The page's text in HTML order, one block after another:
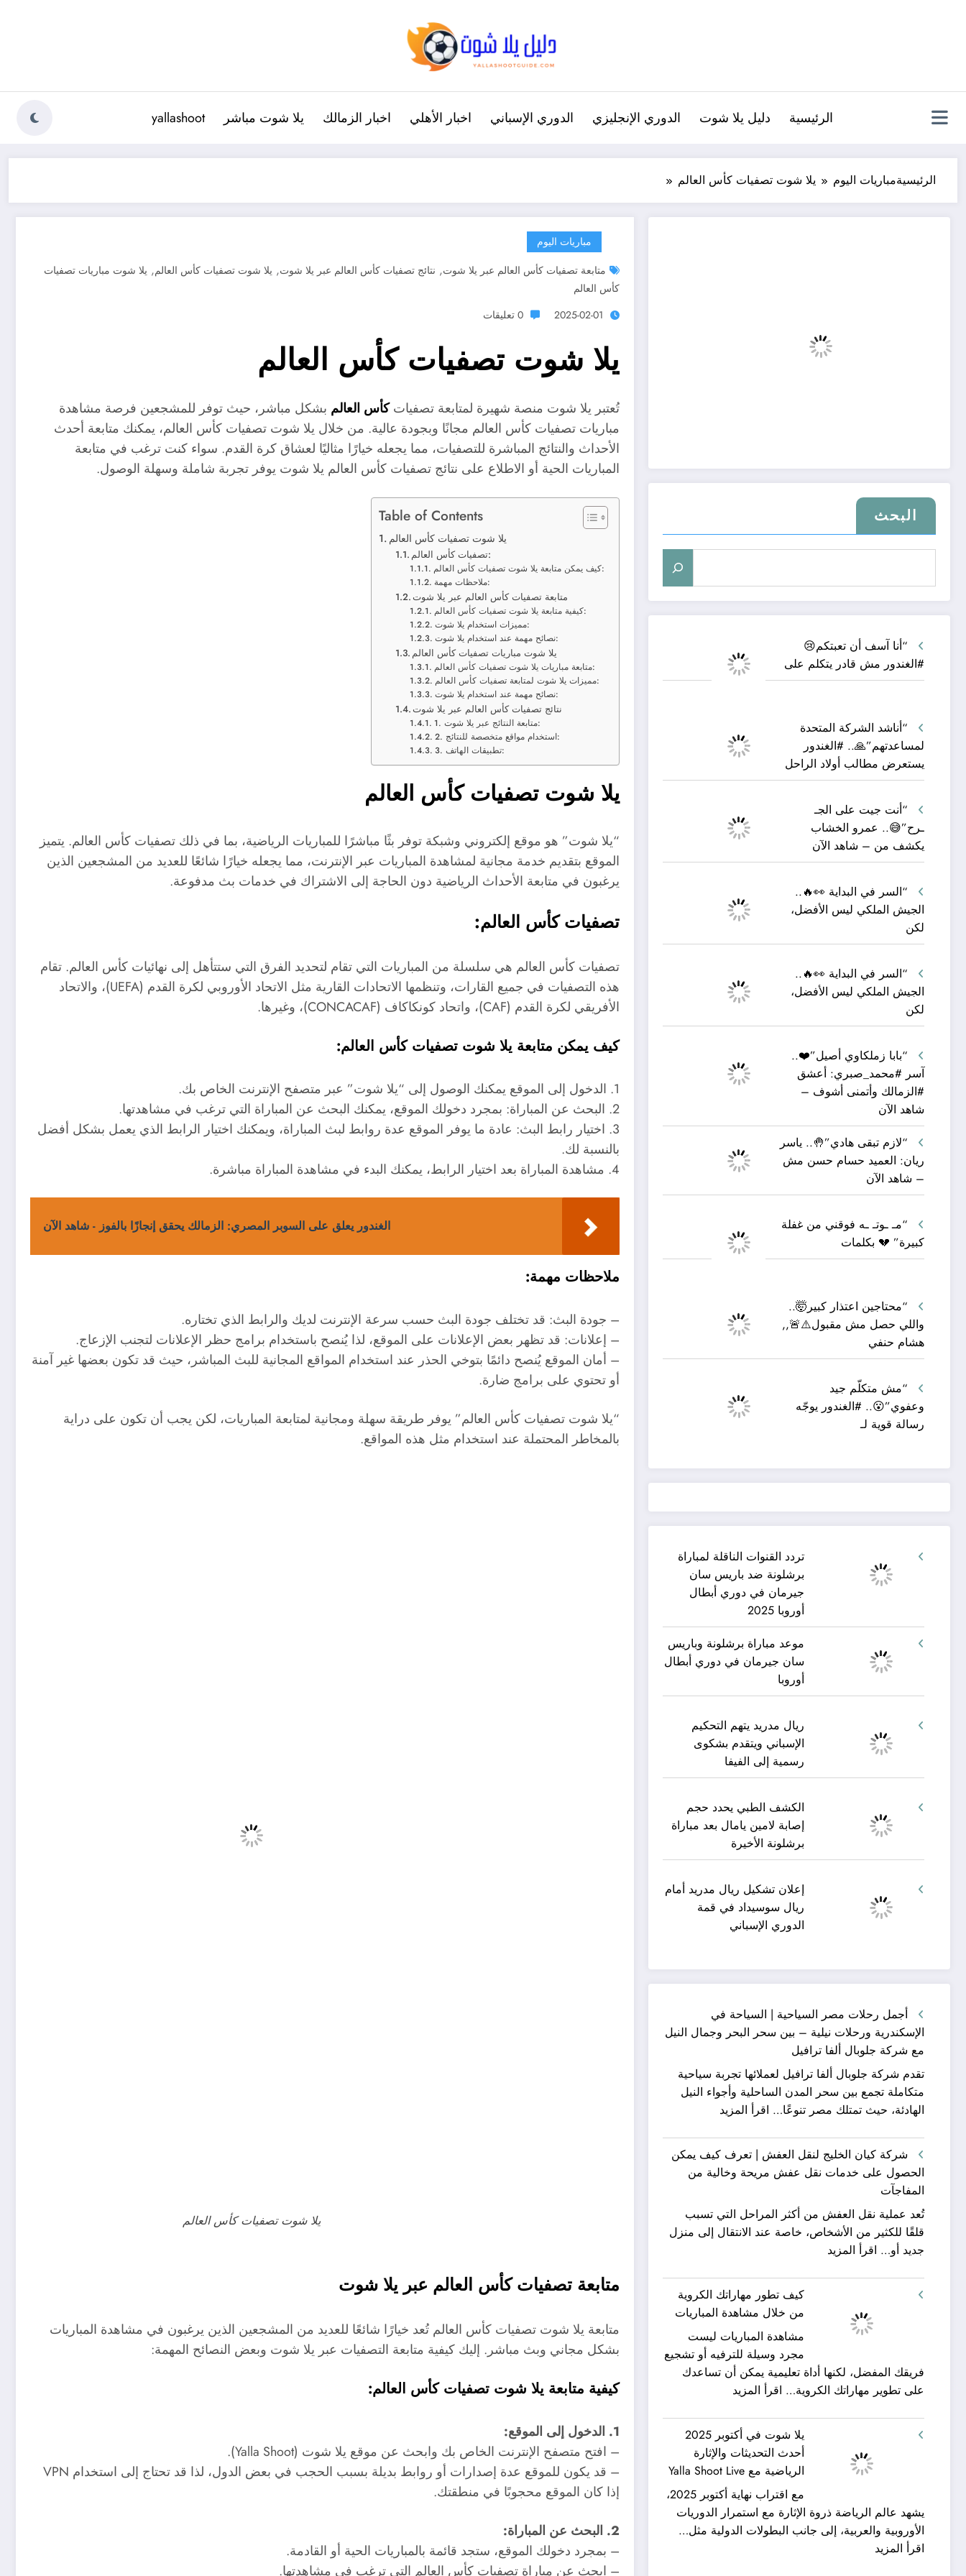
الرئيسية دليل يلا شوت الدوري الإنجليزي الدوري الإسباني اخبار الأهلي اخبار الزمالك يلا شوت مباشر yallashoot
الرئيسيةمباريات اليوم يلا شوت تصفيات كأس العالم
البحث
“أنا آسف أن تعبتكم😢
#الغندور مش قادر يتكلم على
“أناشد الشركة المتحدة
لمساعدتهم”🙏.. #الغندور
يستعرض مطالب أولاد الراحل
“أنت جيت على الجـ
ـرح”😅.. عمرو الخشاب
يكشف من – شاهد الآن
“السر في البداية 👀🔥..
الجيش الملكي ليس الأفضل،
لكن
“السر في البداية 👀🔥..
الجيش الملكي ليس الأفضل،
لكن
“بابا زملكاوي أصيل”❤️..
آسر #محمد_صبري: أعشق
#الزمالك وأتمنى أشوف –
شاهد الآن
“لازم تبقى هادي”🤚.. ياسر
ريان: العميد حسام حسن مش
– شاهد الآن
“مـ ـوتـ ـه فوقني من غفلة
كبيرة” 💔 بكلمات
“محتاجين اعتذار كبير🤯..
واللي حصل مش مقبول⚠️🚨,,
هشام حنفي
“مش متكلّم جيد
وعفوي”😮.. #الغندور يوجّه
رسالة قوية لـ
تردد القنوات الناقلة لمباراة
برشلونة ضد باريس سان
جيرمان في دوري أبطال
أوروبا 2025
موعد مباراة برشلونة وباريس
سان جيرمان في دوري أبطال
أوروبا
ريال مدريد يتهم التحكيم
الإسباني ويتقدم بشكوى
رسمية إلى الفيفا
الكشف الطبي يحدد حجم
إصابة لامين يامال بعد مباراة
برشلونة الأخيرة
إعلان تشكيل ريال مدريد أمام
ريال سوسيداد في قمة
الدوري الإسباني
أجمل رحلات مصر السياحية | السياحة في
الإسكندرية ورحلات نيلية – بين سحر البحر وجمال النيل
مع شركة جلوبال ألفا ترافيل
تقدم شركة جلوبال ألفا ترافيل لعملائها تجربة سياحية
متكاملة تجمع بين سحر المدن الساحلية وأجواء النيل
الهادئة، حيث تمتلك مصر تنوعًا… اقرأ المزيد
مصر
السياحية
السياحة
في
نيلية
–
سحر
البحر
وجمال
مع
شركة
جلوبال
ألفا
ترافيل
شركة كيان الخليج لنقل العفش | تعرف كيف يمكن
الحصول على خدمات نقل عفش مريحة وخالية من
المفاجآت
تُعد عملية نقل العفش من أكثر المراحل التي تسبب
قلقًا للكثير من الأشخاص، خاصة عند الانتقال إلى منزل
جديد أو… اقرأ المزيد
الخليج
العفش
تعرف
كيف
الحصول
خدمات
عفش
مريحة
وخالية
كيف تطور مهاراتك الكروية
من خلال مشاهدة المباريات
مشاهدة المباريات ليست
مجرد وسيلة للترفيه أو تشجيع
فريقك المفضل، لكنها أداة تعليمية يمكن أن تساعدك
على تطوير مهاراتك الكروية… اقرأ المزيد
مهاراتك
الكروية
من
خلال
مشاهدة
المباريات
يلا شوت في أكتوبر 2025
أحدث التحديثات والإثارة
الرياضية مع Yalla Shoot Live
مع اقتراب نهاية أكتوبر 2025،
يشهد عالم الرياضة ذروة الإثارة مع استمرار الدوريات
الأوروبية والعربية، إلى جانب البطولات الدولية مثل…
اقرأ المزيد
مباريات اليوم
متابعة تصفيات كأس العالم عبر يلا شوت, نتائج تصفيات كأس العالم عبر يلا شوت, يلا شوت تصفيات كأس العالم, يلا شوت مباريات تصفيات
كأس العالم
2025-02-01
0 تعليقات
يلا شوت تصفيات كأس العالم
تُعتبر يلا شوت منصة شهيرة لمتابعة تصفياتكأس العالم بشكل مباشر، حيث توفر للمشجعين فرصة مشاهدة
مباريات تصفيات كأس العالم مجانًا وبجودة عالية. من خلال يلا شوت تصفيات كأس العالم، يمكنك متابعة أحدث
الأحداث والنتائج المباشرة للتصفيات، مما يجعله خيارًا مثاليًا لعشاق كرة القدم. سواء كنت ترغب في متابعة
المباريات الحية أو الاطلاع على نتائج تصفيات كأس العالم يلا شوت يوفر تجربة شاملة وسهلة الوصول.
Table of Contents
يلا شوت تصفيات كأس العالم
تصفيات كأس العالم:
كيف يمكن متابعة يلا شوت تصفيات كأس العالم:
ملاحظات مهمة:
متابعة تصفيات كأس العالم عبر يلا شوت
كيفية متابعة يلا شوت تصفيات كأس العالم:
مميزات استخدام يلا شوت:
نصائح مهمة عند استخدام يلا شوت:
يلا شوت مباريات تصفيات كأس العالم
متابعة مباريات يلا شوت تصفيات كأس العالم:
مميزات يلا شوت لمتابعة تصفيات كأس العالم:
نصائح مهمة عند استخدام يلا شوت:
نتائج تصفيات كأس العالم عبر يلا شوت
1. متابعة النتائج عبر يلا شوت:
2. استخدام مواقع متخصصة للنتائج:
3. تطبيقات الهاتف:
يلا شوت تصفيات كأس العالم
“يلا شوت” هو موقع إلكتروني وشبكة توفر بثًا مباشرًا للمباريات الرياضية، بما في ذلك تصفيات كأس العالم. يتميز
الموقع بتقديم خدمة مجانية لمشاهدة المباريات عبر الإنترنت، مما يجعله خيارًا شائعًا للعديد من المشجعين الذين
يرغبون في متابعة الأحداث الرياضية دون الحاجة إلى الاشتراك في خدمات بث مدفوعة.
تصفيات كأس العالم:
تصفيات كأس العالم هي سلسلة من المباريات التي تقام لتحديد الفرق التي ستتأهل إلى نهائيات كأس العالم. تقام
هذه التصفيات في جميع القارات، وتنظمها الاتحادات القارية مثل الاتحاد الأوروبي لكرة القدم (UEFA)، والاتحاد
الأفريقي لكرة القدم (CAF)، واتحاد كونكاكاف (CONCACAF)، وغيرها.
كيف يمكن متابعة يلا شوت تصفيات كأس العالم:
1. الدخول إلى الموقع يمكنك الوصول إلى “يلا شوت” عبر متصفح الإنترنت الخاص بك.
2. البحث عن المباراة: بمجرد دخولك الموقع، يمكنك البحث عن المباراة التي ترغب في مشاهدتها.
3. اختيار رابط البث: عادة ما يوفر الموقع عدة روابط لبث المباراة، ويمكنك اختيار الرابط الذي يعمل بشكل أفضل
بالنسبة لك.
4. مشاهدة المباراة بعد اختيار الرابط، يمكنك البدء في مشاهدة المباراة مباشرة.
الغندور يعلق على السوبر المصري: الزمالك يحقق إنجازًا بالفوز - شاهد الآن
ملاحظات مهمة:
– جودة البث: قد تختلف جودة البث حسب سرعة الإنترنت لديك والرابط الذي تختاره.
– إعلانات: قد تظهر بعض الإعلانات على الموقع، لذا يُنصح باستخدام برامج حظر الإعلانات لتجنب الإزعاج.
– أمان الموقع يُنصح دائمًا بتوخي الحذر عند استخدام المواقع المجانية للبث المباشر، حيث قد تكون بعضها غير آمنة
أو تحتوي على برامج ضارة.
“يلا شوت تصفيات كأس العالم” يوفر طريقة سهلة ومجانية لمتابعة المباريات، لكن يجب أن تكون على دراية
بالمخاطر المحتملة عند استخدام مثل هذه المواقع.
يلا شوت تصفيات كأس العالم
متابعة تصفيات كأس العالم عبر يلا شوت
متابعة يلا شوت تصفيات كأس العالم تُعد خيارًا شائعًا للعديد من المشجعين الذين يرغبون في مشاهدة المباريات
بشكل مجاني وبث مباشر. إليك كيفية متابعة التصفيات عبر يلا شوت وبعض النصائح المهمة:
كيفية متابعة يلا شوت تصفيات كأس العالم:
1. الدخول إلى الموقع:
– افتح متصفح الإنترنت الخاص بك وابحث عن موقع يلا شوت (Yalla Shoot).
– قد يكون للموقع عدة إصدارات أو روابط بديلة بسبب الحجب في بعض الدول، لذا قد تحتاج إلى استخدام VPN
إذا كان الموقع محجوبًا في منطقتك.
2. البحث عن المباراة:
– بمجرد دخولك الموقع، ستجد قائمة بالمباريات الحية أو القادمة.
– ابحث عن مباراة تصفيات كأس العالم التي ترغب في مشاهدتها.